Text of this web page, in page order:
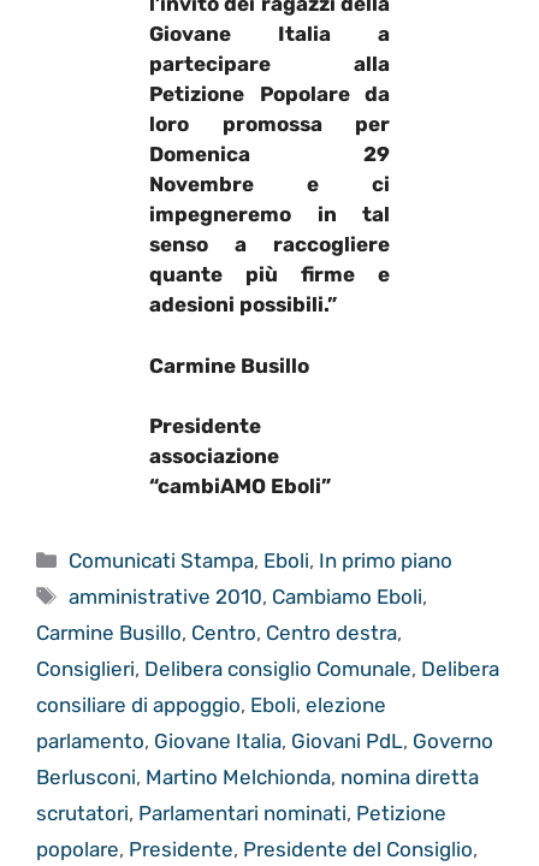
Giovane Italia a
partecipare alla
Petizione Popolareda
loro promossa per
Domenica 29
Novembre e ci
impegneremo in tal
senso a raccogliere
quante più firme e
adesioni possibili.”
Carmine Busillo
Presidente
associazione
“cambiAMO Eboli”
Categorie
Comunicati Stampa, Eboli, In primo piano
Tag
amministrative 2010, Cambiamo Eboli,
Carmine Busillo, Centro, Centro destra,
Consiglieri, Delibera consiglio Comunale, Delibera
consiliare di appoggio, Eboli, elezione
parlamento, Giovane Italia, Giovani PdL, Governo
Berlusconi, Martino Melchionda, nomina diretta
scrutatori, Parlamentari nominati, Petizione
popolare, Presidente, Presidente del Consiglio,